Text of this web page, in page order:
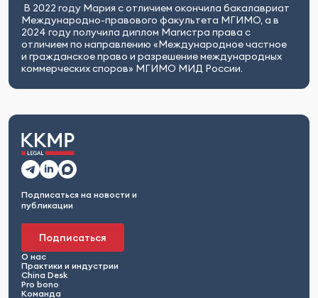
В 2022 году Мария с отличием окончила бакалавриат
Международно-правового факультета МГИМО, а в
2024 году получила диплом Магистра права с
отличием по направлению «Международное частное
и гражданское право и разрешение международных
коммерческих споров» МГИМО МИД России.
Подписаться на новости и
публикации
Подписаться
О нас
Практики и индустрии
China Desk
Pro bono
Команда